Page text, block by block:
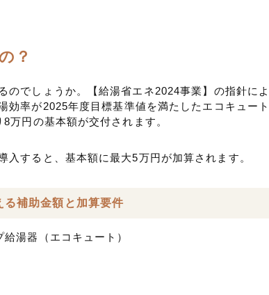
？
のでしょうか。【給湯省エネ2024事業】の指針によ
効率が2025年度目標基準値を満たしたエコキュート
万円の基本額が交付されます。
入すると、基本額に最大5万円が加算されます。
補助金額と加算要件
湯器（エコキュート）